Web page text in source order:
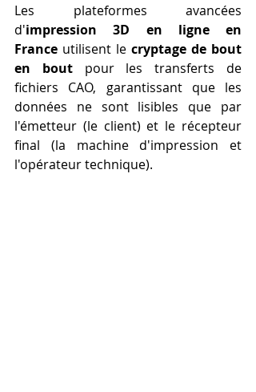
Les plateformes avancées
d'impression 3D en ligne en
France utilisent le cryptage de bout
en bout pour les transferts de
fichiers CAO, garantissant que les
données ne sont lisibles que par
l'émetteur (le client) et le récepteur
final (la machine d'impression et
l'opérateur technique).